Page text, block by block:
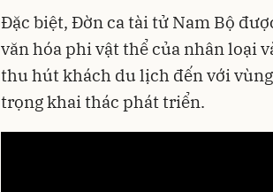
Đặc biệt, Đờn ca tài tử Nam Bộ
văn hóa phi vật thể của nhân loại
thu hút khách du lịch đến với
trọng khai thác phát triển.